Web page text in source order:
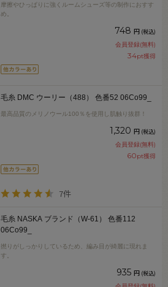
摩擦やひっぱりに強くルームシューズ等の制作におすす
め。
748 円 (税込)
会員登録(無料)
34pt獲得
毛糸 DMC ウーリー（488） 色番52 06Co99_
最高品質のメリノウール100％を使用し肌触り抜群！
1,320 円 (税込)
会員登録(無料)
60pt獲得
7件
毛糸 NASKA ブランド（W-61） 色番112
06Co99_
撚りがしっかりしているため、編み目が綺麗に現れま
す。
935 円 (税込)